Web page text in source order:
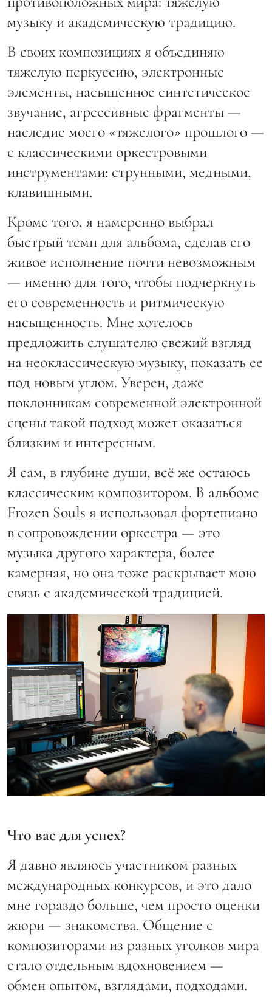
музыку и академическую традицию.
В своих композициях я объединяю
тяжелую перкуссию, электронные
элементы, насыщенное синтетическое
звучание, агрессивные фрагменты —
наследие моего «тяжелого» прошлого —
с классическими оркестровыми
инструментами: струнными, медными,
клавишными.
Кроме того, я намеренно выбрал
быстрый темп для альбома, сделав его
живое исполнение почти невозможным
— именно для того, чтобы подчеркнуть
его современность и ритмическую
насыщенность. Мне хотелось
предложить слушателю свежий взгляд
на неоклассическую музыку, показать ее
под новым углом. Уверен, даже
поклонникам современной электронной
сцены такой подход может оказаться
близким и интересным.
Я сам, в глубине души, всё же остаюсь
классическим композитором. В альбоме
Frozen Souls я использовал фортепиано
в сопровождении оркестра — это
музыка другого характера, более
камерная, но она тоже раскрывает мою
связь с академической традицией.
Что вас для успех?
Я давно являюсь участником разных
международных конкурсов, и это дало
мне гораздо больше, чем просто оценки
жюри — знакомства. Общение с
композиторами из разных уголков мира
стало отдельным вдохновением —
обмен опытом, взглядами, подходами.